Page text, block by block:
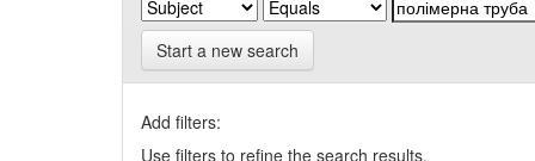
Start a new search
Add filters:
Use filters to refine the search results.